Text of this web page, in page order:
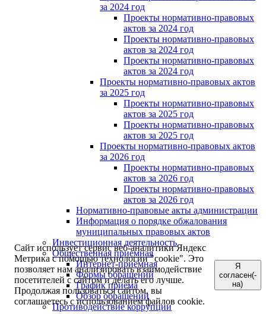
за 2024 год
Проекты нормативно-правовых
актов за 2024 год
Проекты нормативно-правовых
актов за 2024 год
Проекты нормативно-правовых
актов за 2024 год
Проекты нормативно-правовых актов
за 2025 год
Проекты нормативно-правовых
актов за 2025 год
Проекты нормативно-правовых
актов за 2025 год
Проекты нормативно-правовых актов
за 2026 год
Проекты нормативно-правовых
актов за 2026 год
Проекты нормативно-правовых
актов за 2026 год
Нормативно-правовые акты администрации
Информация о порядке обжалования
муниципальных правовых актов
Инвестиционная деятельность
Общественная приемная
Интернет-приёмная
Формы обращений
График приема
Обзор обращений
Противодействие коррупции
Сайт использует сервис веб-аналитики Яндекс
Метрика с помощью технологии "cookie". Это
позволяет нам анализировать взаимодействие
посетителей с сайтом и делать его лучше.
Продолжая пользоваться сайтом, вы
соглашаетесь с использованием файлов cookie.
Я
согласен(-
на)